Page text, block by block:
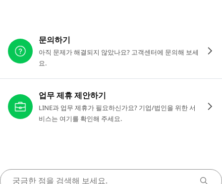
문의하기
아직 문제가 해결되지 않았나요? 고객센터에 문의해 보세
요.
업무 제휴 제안하기
LINE과 업무 제휴가 필요하신가요? 기업/법인을 위한 서
비스는 여기를 확인해 주세요.